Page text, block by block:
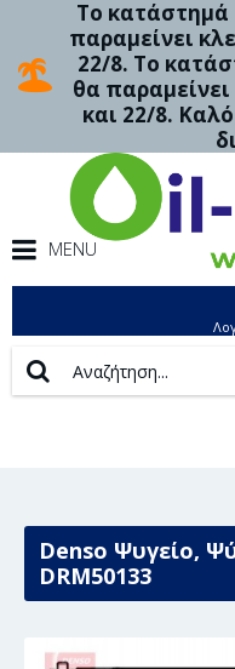
Το κατάστημά
παραμείνει
22/8. Το
θα
και 22/8.
MENU
Denso Ψυγείο,
DRM50133